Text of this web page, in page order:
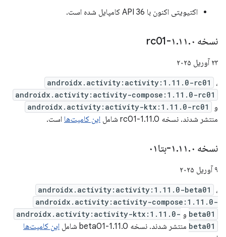
اکتیویتی اکنون با API 36 کامپایل شده است.
نسخه ۱ .۱۱.۰-rc01
۲۳ آوریل ۲۰۲۵
androidx.activity:activity:1.11.0-rc01 ،
androidx.activity:activity-compose:1.11.0-rc01
و androidx.activity:activity-ktx:1.11.0-rc01
منتشر شدند. نسخه 1.11.0-rc01 شامل این کامیت‌ها است.
نسخه ۱ .۱۱.۰-بتا۰۱
۹ آوریل ۲۰۲۵
androidx.activity:activity:1.11.0-beta01 ،
androidx.activity:activity-compose:1.11.0-
beta01 و androidx.activity:activity-ktx:1.11.0-
beta01 منتشر شدند. نسخه 1.11.0-beta01 شامل
این کامیت‌ها